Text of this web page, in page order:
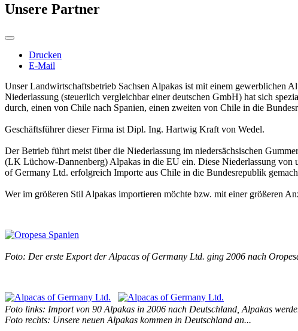
Unsere Partner
Drucken
E-Mail
Unser Landwirtschaftsbetrieb Sachsen Alpakas ist mit einem gewerblichen
Niederlassung (steuerlich vergleichbar einer deutschen GmbH) hat sich
durch, einen von Chile nach Spanien, einen zweiten von Chile in die
Geschäftsführer dieser Firma ist Dipl. Ing. Hartwig Kraft von Wedel.
Der Betrieb führt meist über die Niederlassung im niedersächsischen
(LK Lüchow-Dannenberg) Alpakas in die EU ein. Diese Niederlassung von
of Germany Ltd. erfolgreich Importe aus Chile in die Bundesrepublik
Wer im größeren Stil Alpakas importieren möchte bzw. mit einer größeren
Foto: Der erste Export der Alpacas of Germany Ltd. ging 2006 nach
Foto links: Import von 90 Alpakas in 2006 nach Deutschland, Alpakas
Foto rechts: Unsere neuen Alpakas kommen in Deutschland an...